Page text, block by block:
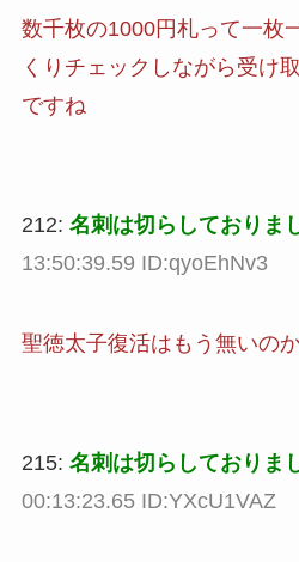
数千枚の1000円札って一枚
くりチェックしながら受け
ですね
212: 名刺は切らしておりま
13:50:39.59 ID:qyoEhNv3
聖徳太子復活はもう無いの
215: 名刺は切らしておりま
00:13:23.65 ID:YXcU1VAZ